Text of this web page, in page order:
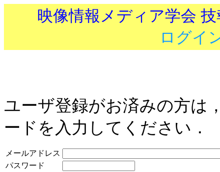
映像情報メディア学会
ログイ
ユーザ登録がお済みの方は
ードを入力してください．
メールアドレス
パスワード